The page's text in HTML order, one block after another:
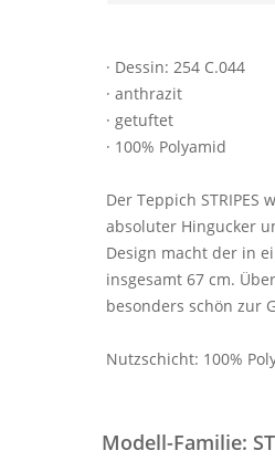
· Dessin: 254 C.044
· anthrazit
· getuftet
· 100% Polyamid
Der Teppich
absoluter Hingucker
Design macht der in
insgesamt 67 cm.
besonders schön zur
Nutzschicht: 100%
Modell-Familie: